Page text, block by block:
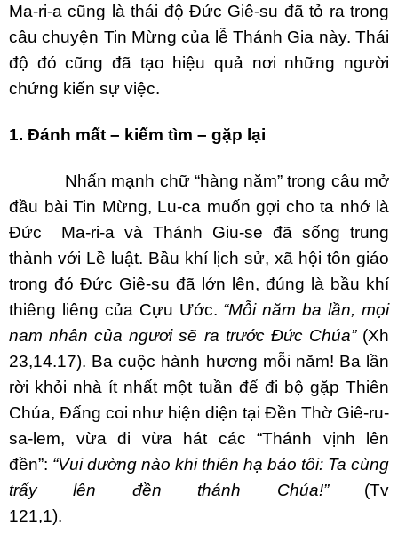
Ma-ri-a cũng là thái độ Đức Giê-su đã tỏ ra trong
câu chuyện Tin Mừng của lễ Thánh Gia này. Thái
độ đó cũng đã tạo hiệu quả nơi những người
chứng kiến sự việc.
1. Đánh mất – kiếm tìm – gặp lại
Nhấn mạnh chữ “hàng năm” trong câu mở
đầu bài Tin Mừng, Lu-ca muốn gợi cho ta nhớ là
Đức Ma-ri-a và Thánh Giu-se đã sống trung
thành với Lề luật. Bầu khí lịch sử, xã hội tôn giáo
trong đó Đức Giê-su đã lớn lên, đúng là bầu khí
thiêng liêng của Cựu Ước. “Mỗi năm ba lần, mọi
nam nhân của ngươi sẽ ra trước Đức Chúa”(Xh
23,14.17). Ba cuộc hành hương mỗi năm! Ba lần
rời khỏi nhà ít nhất một tuần để đi bộ gặp Thiên
Chúa, Đấng coi như hiện diện tại Đền Thờ Giê-ru-
sa-lem, vừa đi vừa hát các “Thánh vịnh lên
đền”: “Vui dường nào khi thiên hạ bảo tôi: Ta cùng
trẩy lên đền thánh Chúa!”(Tv
121,1).